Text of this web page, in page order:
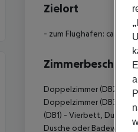
Zielort
- zum Flughafen: ca. 45
Doppelzimmer (DB2) -
Doppelzimmer (DB3) -
(DB1) - Vierbett, Dusche,
Dusche oder